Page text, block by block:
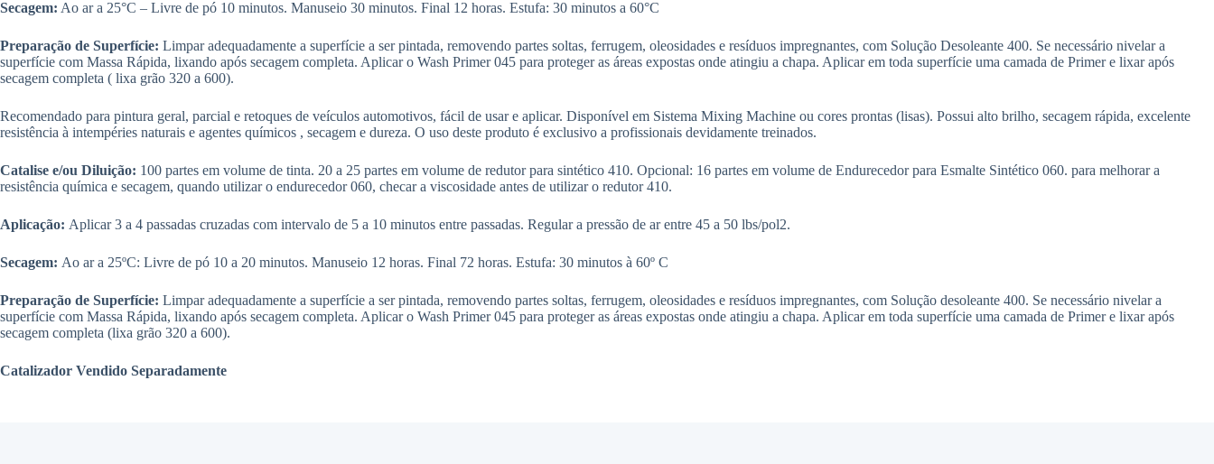
Secagem: Ao ar a 25°C – Livre de pó 10 minutos. Manuseio 30 minutos. Final 12 horas. Estufa: 30 minutos a 60°C
Preparação de Superfície: Limpar adequadamente a superfície a ser pintada, removendo partes soltas, ferrugem, oleosidades e resíduos impregnantes, com Solução Desoleante 400. Se necessário nivelar a
superfície com Massa Rápida, lixando após secagem completa. Aplicar o Wash Primer 045 para proteger as áreas expostas onde atingiu a chapa. Aplicar em toda superfície uma camada de Primer e lixar após
secagem completa ( lixa grão 320 a 600).
Recomendado para pintura geral, parcial e retoques de veículos automotivos, fácil de usar e aplicar. Disponível em Sistema Mixing Machine ou cores prontas (lisas). Possui alto brilho, secagem rápida, excelente
resistência à intempéries naturais e agentes químicos , secagem e dureza. O uso deste produto é exclusivo a profissionais devidamente treinados.
Catalise e/ou Diluição: 100 partes em volume de tinta. 20 a 25 partes em volume de redutor para sintético 410. Opcional: 16 partes em volume de Endurecedor para Esmalte Sintético 060. para melhorar a
resistência química e secagem, quando utilizar o endurecedor 060, checar a viscosidade antes de utilizar o redutor 410.
Aplicação: Aplicar 3 a 4 passadas cruzadas com intervalo de 5 a 10 minutos entre passadas. Regular a pressão de ar entre 45 a 50 lbs/pol2.
Secagem: Ao ar a 25ºC: Livre de pó 10 a 20 minutos. Manuseio 12 horas. Final 72 horas. Estufa: 30 minutos à 60º C
Preparação de Superfície: Limpar adequadamente a superfície a ser pintada, removendo partes soltas, ferrugem, oleosidades e resíduos impregnantes, com Solução desoleante 400. Se necessário nivelar a
superfície com Massa Rápida, lixando após secagem completa. Aplicar o Wash Primer 045 para proteger as áreas expostas onde atingiu a chapa. Aplicar em toda superfície uma camada de Primer e lixar após
secagem completa (lixa grão 320 a 600).
Catalizador Vendido Separadamente